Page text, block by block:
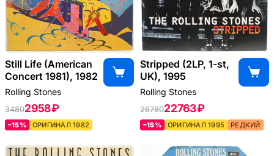
Still Life (American
Concert 1981), 1982
Rolling Stones
34802958 ₽
–15% ОРИГИНАЛ 1982
Stripped (2LP, 1-st,
UK), 1995
Rolling Stones
2678022763 ₽
–15% ОРИГИНАЛ 1995 РЕДКИЙ